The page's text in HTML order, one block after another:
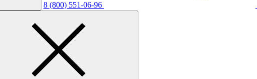
8 (800) 551-06-96